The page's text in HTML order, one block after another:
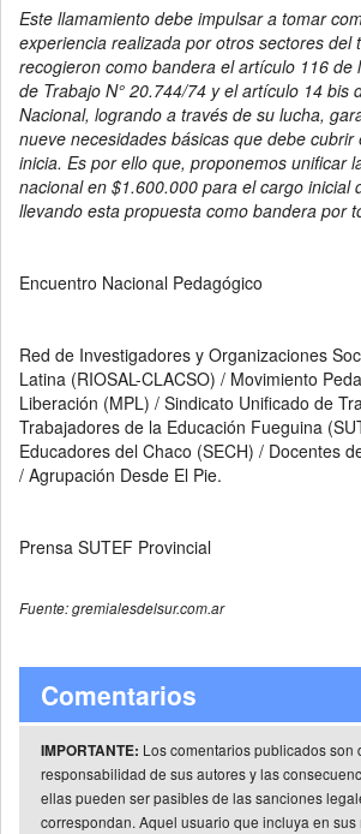
Este llamamiento debe impulsar a tomar
experiencia realizada por otros sectores del
recogieron como bandera el artículo 116 de
de Trabajo N° 20.744/74 y el artículo 14 bis
Nacional, logrando a través de su lucha,
nueve necesidades básicas que debe cubrir
inicia. Es por ello que, proponemos unificar
nacional en $1.600.000 para el cargo inicial
llevando esta propuesta como bandera por
Encuentro Nacional Pedagógico
Red de Investigadores y Organizaciones
Latina (RIOSAL-CLACSO) / Movimiento
Liberación (MPL) / Sindicato Unificado de
Trabajadores de la Educación Fueguina
Educadores del Chaco (SECH) / Docentes
/ Agrupación Desde El Pie.
Prensa SUTEF Provincial
Fuente: gremialesdelsur.com.ar
Comentarios
IMPORTANTE: Los comentarios publicados son
responsabilidad de sus autores y las
ellas pueden ser pasibles de las sanciones
correspondan. Aquel usuario que incluya en